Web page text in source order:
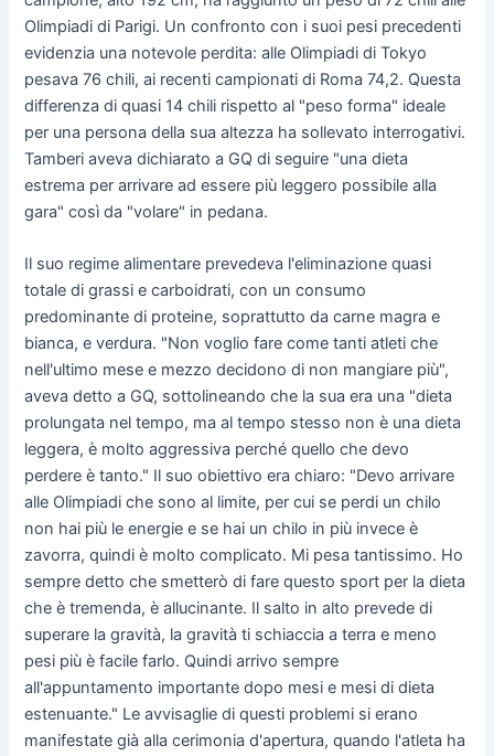
Olimpiadi di Parigi. Un confronto con i suoi pesi precedenti
evidenzia una notevole perdita: alle Olimpiadi di Tokyo
pesava 76 chili, ai recenti campionati di Roma 74,2. Questa
differenza di quasi 14 chili rispetto al "peso forma" ideale
per una persona della sua altezza ha sollevato interrogativi.
Tamberi aveva dichiarato a GQ di seguire "una dieta
estrema per arrivare ad essere più leggero possibile alla
gara" così da "volare" in pedana.
Il suo regime alimentare prevedeva l'eliminazione quasi
totale di grassi e carboidrati, con un consumo
predominante di proteine, soprattutto da carne magra e
bianca, e verdura. "Non voglio fare come tanti atleti che
nell'ultimo mese e mezzo decidono di non mangiare più",
aveva detto a GQ, sottolineando che la sua era una "dieta
prolungata nel tempo, ma al tempo stesso non è una dieta
leggera, è molto aggressiva perché quello che devo
perdere è tanto." Il suo obiettivo era chiaro: "Devo arrivare
alle Olimpiadi che sono al limite, per cui se perdi un chilo
non hai più le energie e se hai un chilo in più invece è
zavorra, quindi è molto complicato. Mi pesa tantissimo. Ho
sempre detto che smetterò di fare questo sport per la dieta
che è tremenda, è allucinante. Il salto in alto prevede di
superare la gravità, la gravità ti schiaccia a terra e meno
pesi più è facile farlo. Quindi arrivo sempre
all'appuntamento importante dopo mesi e mesi di dieta
estenuante." Le avvisaglie di questi problemi si erano
manifestate già alla cerimonia d'apertura, quando l'atleta ha